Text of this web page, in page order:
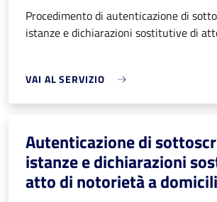
Procedimento di autenticazione di
istanze e dichiarazioni sostitutive di
VAI AL SERVIZIO
Autenticazione di
istanze e dichiarazioni
atto di notorietà a